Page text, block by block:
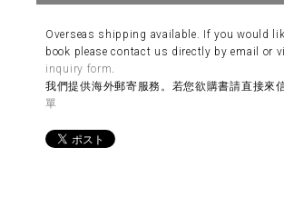
Overseas shipping available. If you would
book please contact us directly by email or
inquiry form
我們提供海外郵寄服務。若您欲購書請直接來
單